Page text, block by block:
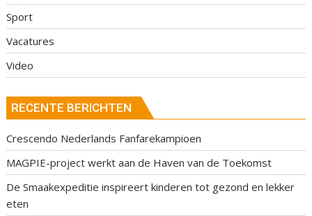
Sport
Vacatures
Video
RECENTE BERICHTEN
Crescendo Nederlands Fanfarekampioen
MAGPIE-project werkt aan de Haven van de Toekomst
De Smaakexpeditie inspireert kinderen tot gezond en lekker
eten